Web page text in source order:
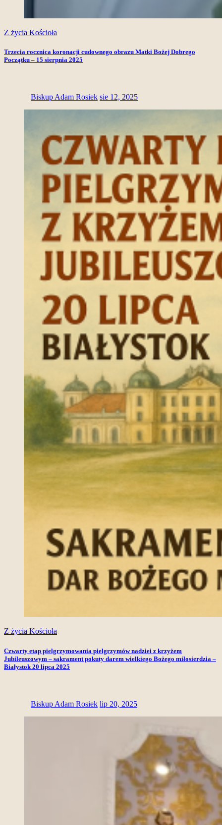
Z życia Kościoła
Trzecia rocznica koronacji cudownego obrazu Matki Bożej Dobrego
Początku – 15 sierpnia 2025
Biskup Adam Rosiek sie 12, 2025
Z życia Kościoła
Czwarty etap pielgrzymowania pielgrzymów nadziei z krzyżem
Jubileuszowym – sakrament pokuty darem wielkiego Bożego miłosierdzia –
Białystok 20 lipca 2025
Biskup Adam Rosiek lip 20, 2025